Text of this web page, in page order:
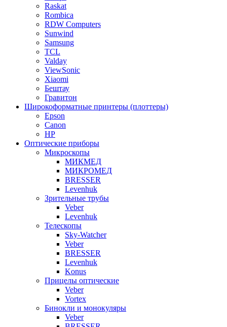
Raskat
Rombica
RDW Computers
Sunwind
Samsung
TCL
Valday
ViewSonic
Xiaomi
Бештау
Гравитон
Широкоформатные принтеры (плоттеры)
Epson
Canon
HP
Оптические приборы
Микроскопы
МИКМЕД
МИКРОМЕД
BRESSER
Levenhuk
Зрительные трубы
Veber
Levenhuk
Телескопы
Sky-Watcher
Veber
BRESSER
Levenhuk
Konus
Прицелы оптические
Veber
Vortex
Бинокли и монокуляры
Veber